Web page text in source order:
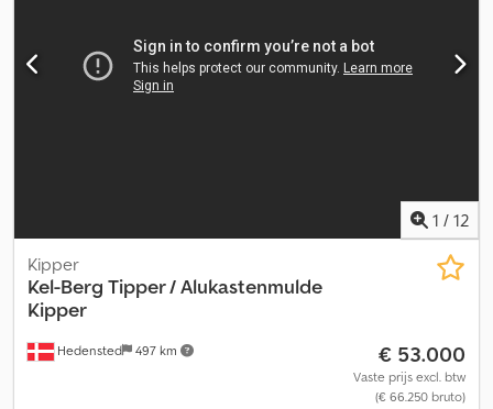
1 / 12
Hedensted 497 km
Kipper
Kel-Berg Tipper / Alukastenmulde
Kipper
€ 53.000
Vaste prijs excl. btw
(€ 66.250 bruto)